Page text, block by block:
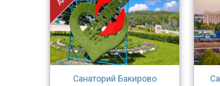
Санаторий Бакирово